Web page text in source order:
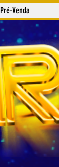
Pré-Venda